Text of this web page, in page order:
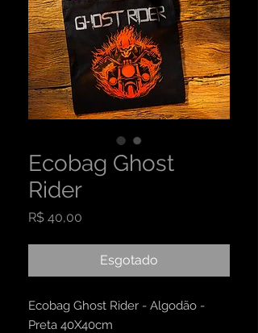
Ecobag Ghost
Rider
R$ 40,00
Esgotado
Ecobag Ghost Rider - Algodão -
Preta 40X40cm